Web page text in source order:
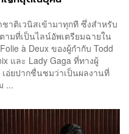
าติเวนิสเข้ามาทุกที ซึ่งสำหรับ
มที่เป็นไลน์อัพเตรียมฉายใน
à Deux ของผู้กำกับ Todd
และ Lady Gaga ที่ทางผู้
เอ่ยปากชื่นชมว่าเป็นผลงานที่
...